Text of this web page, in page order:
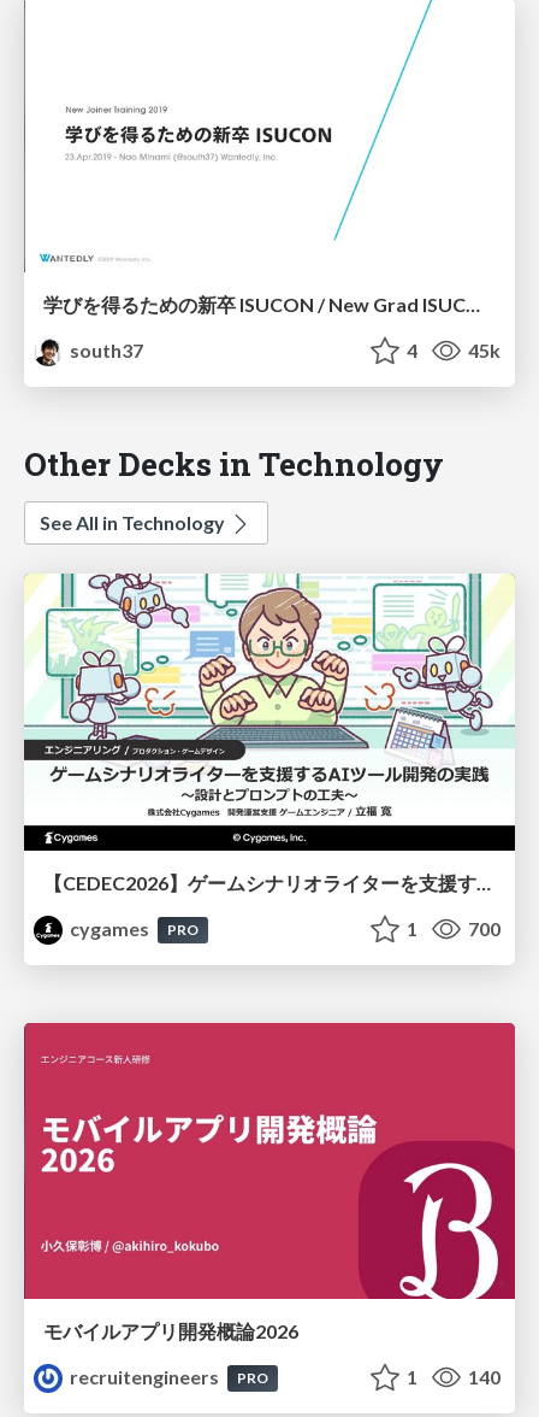
学びを得るための新卒 ISUCON / New Grad ISUCON for Learning
south37
4 45k
Other Decks in Technology
See All in Technology
cygames
PRO 1 700
モバイルアプリ開発概論2026
recruitengineers
PRO 1 140